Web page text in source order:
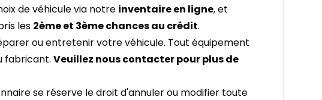
de véhicule via notre inventaire en ligne, et
les 2ème et 3ème chances au crédit.
ou entretenir votre véhicule. Tout équipement
fabricant. Veuillez nous contacter pour plus de
se réserve le droit d'annuler ou modifier toute